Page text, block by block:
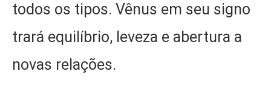
todos os tipos. Vênus em seu signo
trará equilíbrio, leveza e abertura a
novas relações.